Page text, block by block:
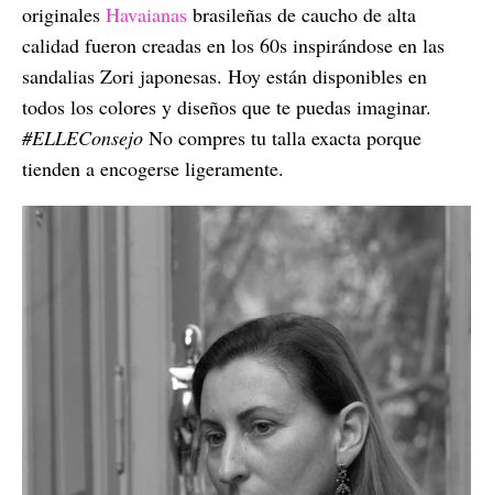
originales Havaianas brasileñas de caucho de alta
calidad fueron creadas en los 60s inspirándose en las
sandalias Zori japonesas. Hoy están disponibles en
todos los colores y diseños que te puedas imaginar.
#ELLEConsejo No compres tu talla exacta porque
tienden a encogerse ligeramente.